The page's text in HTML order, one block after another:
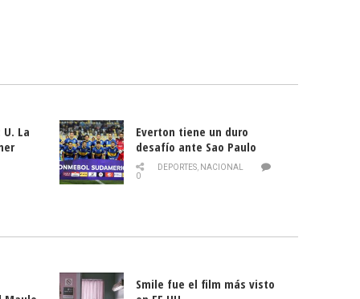
La
Everton tiene un duro
desafío ante Sao Paulo
DEPORTES, NACIONAL
0
Smile fue el film más visto